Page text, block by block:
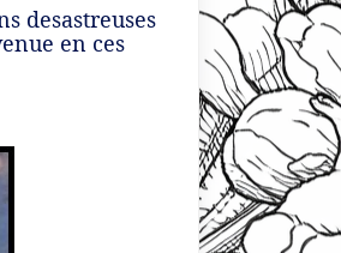
desastreuses
en ces